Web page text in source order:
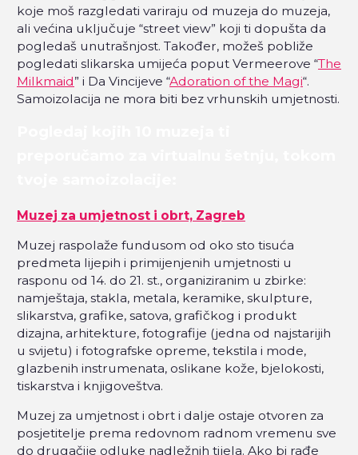
koje moš razgledati variraju od muzeja do muzeja,
ali većina uključuje “street view” koji ti dopušta da
pogledaš unutrašnjost. Također, možeš pobliže
pogledati slikarska umijeća poput Vermeerove “The
Milkmaid” i Da Vincijeve “Adoration of the Magi“.
Samoizolacija ne mora biti bez vrhunskih umjetnosti.
Muzej za umjetnost i obrt, Zagreb
Muzej raspolaže fundusom od oko sto tisuća
predmeta lijepih i primijenjenih umjetnosti u
rasponu od 14. do 21. st., organiziranim u zbirke:
namještaja, stakla, metala, keramike, skulpture,
slikarstva, grafike, satova, grafičkog i produkt
dizajna, arhitekture, fotografije (jedna od najstarijih
u svijetu) i fotografske opreme, tekstila i mode,
glazbenih instrumenata, oslikane kože, bjelokosti,
tiskarstva i knjigoveštva.
Muzej za umjetnost i obrt i dalje ostaje otvoren za
posjetitelje prema redovnom radnom vremenu sve
do drugačije odluke nadležnih tijela. Ako bi rađe